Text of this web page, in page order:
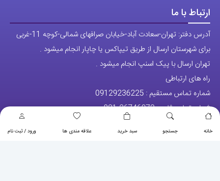
خانه جستجو سبد خرید علاقه مندی ها ورود / ثبت نام
ارتباط با ما
آدرس دفتر: تهران-سعادت آباد-خیابان صرافهای شمالی-کوچه 11-غربی
برای شهرستان ارسال از طریق تیپاکس یا چاپار انجام میشود .
تهران ارسال با پیک اسنپ انجام میشود .
راه های ارتباطی
شماره تماس مستقیم : 09129236225
شماره تماس ثابت:26746972
-021